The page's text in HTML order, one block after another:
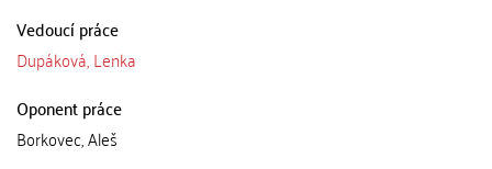
Vedoucí práce
Dupáková, Lenka
Oponent práce
Borkovec, Aleš